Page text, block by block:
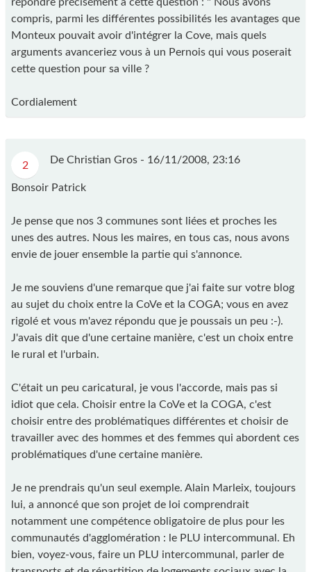
compris, parmi les différentes possibilités les avantages que
Monteux pouvait avoir d'intégrer la Cove, mais quels
arguments avanceriez vous à un Pernois qui vous poserait
cette question pour sa ville ?
Cordialement
2 De Christian Gros - 16/11/2008, 23:16
Bonsoir Patrick
Je pense que nos 3 communes sont liées et proches les
unes des autres. Nous les maires, en tous cas, nous avons
envie de jouer ensemble la partie qui s'annonce.
Je me souviens d'une remarque que j'ai faite sur votre blog
au sujet du choix entre la CoVe et la COGA; vous en avez
rigolé et vous m'avez répondu que je poussais un peu :-).
J'avais dit que d'une certaine manière, c'est un choix entre
le rural et l'urbain.
C'était un peu caricatural, je vous l'accorde, mais pas si
idiot que cela. Choisir entre la CoVe et la COGA, c'est
choisir entre des problématiques différentes et choisir de
travailler avec des hommes et des femmes qui abordent ces
problématiques d'une certaine manière.
Je ne prendrais qu'un seul exemple. Alain Marleix, toujours
lui, a annoncé que son projet de loi comprendrait
notamment une compétence obligatoire de plus pour les
communautés d'agglomération : le PLU intercommunal. Eh
bien, voyez-vous, faire un PLU intercommunal, parler de